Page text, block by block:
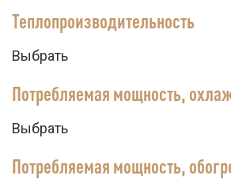
Теплопроизводительность
Выбрать
Потребляемая мощность,
Выбрать
Потребляемая мощность,